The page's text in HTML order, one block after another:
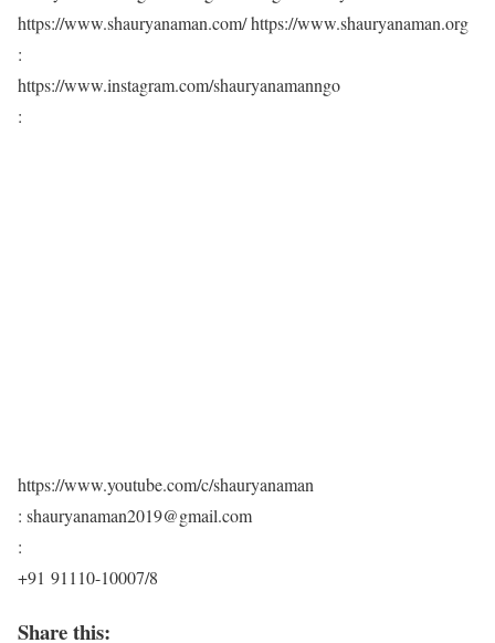
https://www.shauryanaman.com/ https://www.shauryanaman.org
:
https://www.instagram.com/shauryanamanngo
:
https://www.youtube.com/c/shauryanaman
: shauryanaman2019@gmail.com
:
+91 91110-10007/8
Share this: